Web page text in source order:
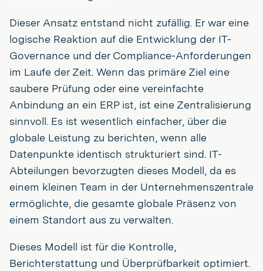
Dieser Ansatz entstand nicht zufällig. Er war eine
logische Reaktion auf die Entwicklung der IT-
Governance und der Compliance-Anforderungen
im Laufe der Zeit. Wenn das primäre Ziel eine
saubere Prüfung oder eine vereinfachte
Anbindung an ein ERP ist, ist eine Zentralisierung
sinnvoll. Es ist wesentlich einfacher, über die
globale Leistung zu berichten, wenn alle
Datenpunkte identisch strukturiert sind. IT-
Abteilungen bevorzugten dieses Modell, da es
einem kleinen Team in der Unternehmenszentrale
ermöglichte, die gesamte globale Präsenz von
einem Standort aus zu verwalten.
Dieses Modell ist für die Kontrolle,
Berichterstattung und Überprüfbarkeit optimiert.